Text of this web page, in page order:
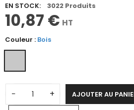
EN STOCK:
3022 Produits
10,87 € HT
Couleur : Bois
− + AJOUTER AU